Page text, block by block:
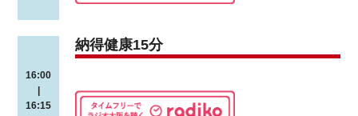
16:00
|
16:15
納得健康15分